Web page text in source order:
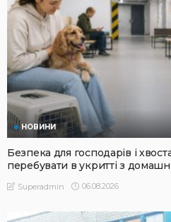
НОВИНИ
Безпека для господарів і
перебувати в укритті з
Superadmin 06.08.2026